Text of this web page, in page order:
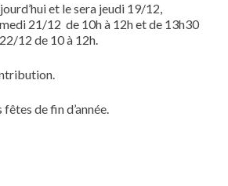
et le sera jeudi 19/12,
21/12 de 10h à 12h et de 13h30
12 de 10 à 12h.
de fin d’année.